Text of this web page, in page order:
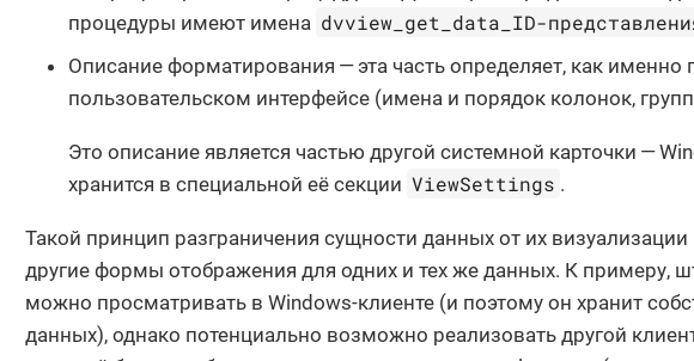
процедуры имеют имена dvview_get_data_ID-
Описание форматирования — эта часть определяет, как
пользовательском интерфейсе (имена и порядок колонок,
Это описание является частью другой системной карточки —
хранится в специальной её секции ViewSettings .
Такой принцип разграничения сущности данных от их
другие формы отображения для одних и тех же данных. К примеру,
можно просматривать в Windows-клиенте (и поэтому он хранит
данных), однако потенциально возможно реализовать другой